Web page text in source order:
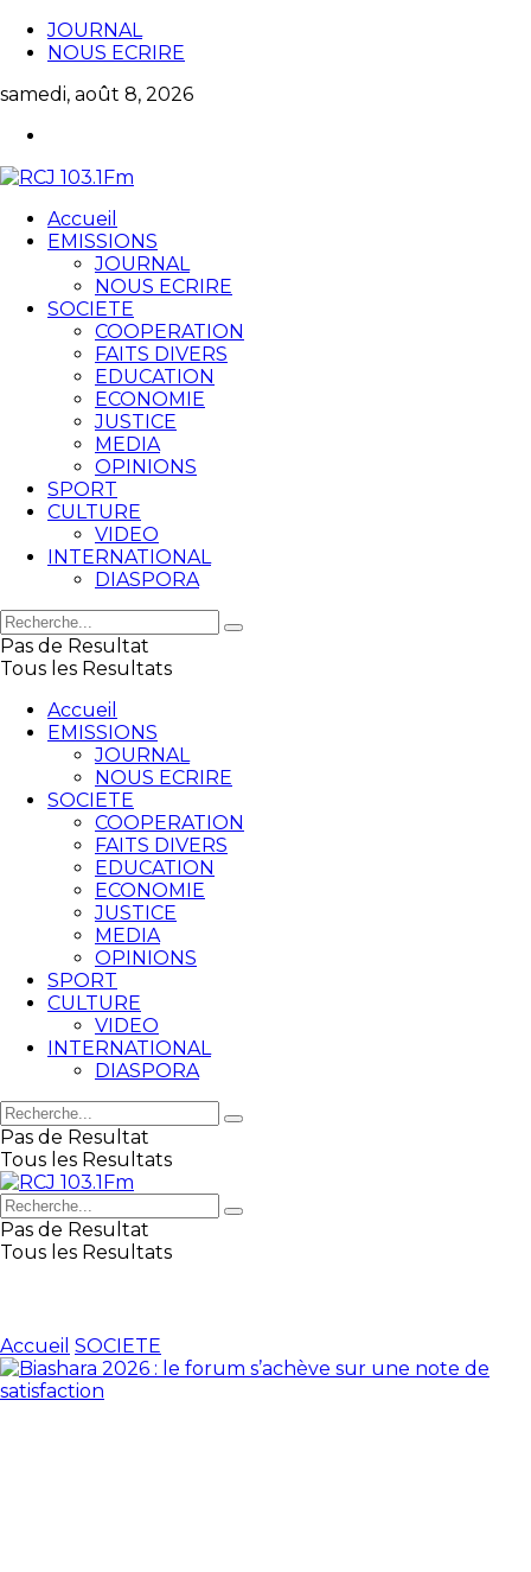
JOURNAL
NOUS ECRIRE
samedi, août 8, 2026
Accueil
EMISSIONS
JOURNAL
NOUS ECRIRE
SOCIETE
COOPERATION
FAITS DIVERS
EDUCATION
ECONOMIE
JUSTICE
MEDIA
OPINIONS
SPORT
CULTURE
VIDEO
INTERNATIONAL
DIASPORA
Pas de Resultat
Tous les Resultats
Accueil
EMISSIONS
JOURNAL
NOUS ECRIRE
SOCIETE
COOPERATION
FAITS DIVERS
EDUCATION
ECONOMIE
JUSTICE
MEDIA
OPINIONS
SPORT
CULTURE
VIDEO
INTERNATIONAL
DIASPORA
Pas de Resultat
Tous les Resultats
Pas de Resultat
Tous les Resultats
Accueil SOCIETE